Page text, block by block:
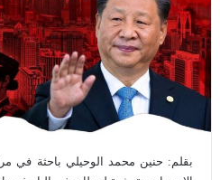
بقلم: حنين محمد الوحيلي باحثة في